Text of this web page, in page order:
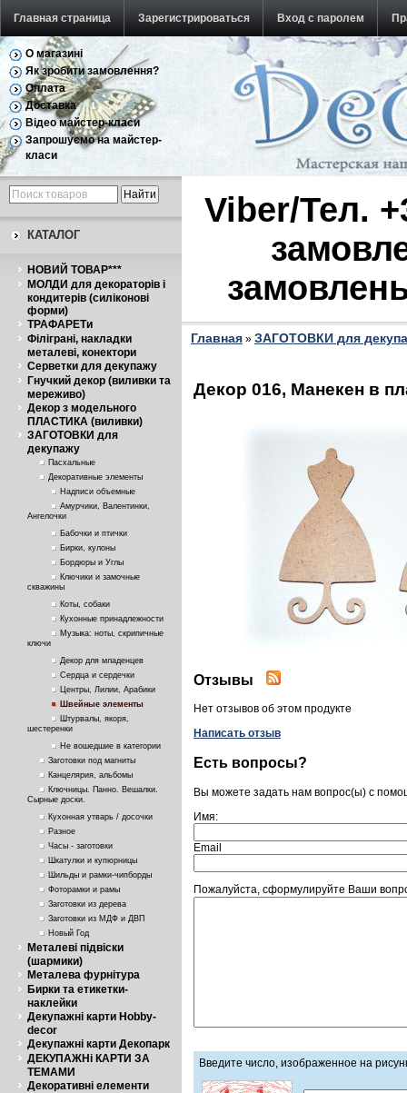
Главная страница Зарегистрироваться Вход с паролем
Обратная связь
О магазині
Як зробити замовлення?
Оплата
Доставка
Відео майстер-класи
Запрошуємо на майстер-
класи
КАТАЛОГ
НОВИЙ ТОВАР***
МОЛДИ для декораторів і
кондитерів (силіконові
форми)
ТРАФАРЕТи
Філіграні, накладки
металеві, конектори
Серветки для декупажу
Гнучкий декор (виливки та
мереживо)
Декор з модельного
ПЛАСТИКА (виливки)
ЗАГОТОВКИ для
декупажу
Пасхальные
Декоративные элементы
Надписи объемные
Амурчики, Валентинки,
Ангелочки
Бабочки и птички
Бирки, кулоны
Бордюры и Углы
Ключики и замочные
скважины
Коты, собаки
Кухонные принадлежности
Музыка: ноты, скрипичные
ключи
Декор для младенцев
Сердца и сердечки
Центры, Лилии, Арабики
Швейные элементы
Штурвалы, якоря,
шестеренки
Не вошедшие в категории
Заготовки под магниты
Канцелярия, альбомы
Ключницы. Панно. Вешалки.
Сырные доски.
Кухонная утварь / досочки
Разное
Часы - заготовки
Шкатулки и купюрницы
Шильды и рамки-чипборды
Фоторамки и рамы
Заготовки из дерева
Заготовки из МДФ и ДВП
Новый Год
Металеві підвіски
(шармики)
Металева фурнітура
Бирки та етикетки-
наклейки
Декупажні карти Hobby-
decor
Декупажні карти Декопарк
ДЕКУПАЖНі КАРТИ ЗА
ТЕМАМИ
Декоративні елементи
Viber/Тел.
Главная » ЗАГОТОВКИ для
Декор 016, Манекен в
Отзывы
Нет отзывов об этом продукте
Написать отзыв
Есть вопросы?
Вы можете задать нам вопрос(ы) с
Имя:
Email
Пожалуйста, сформулируйте Ваши
Введите число, изображенное на